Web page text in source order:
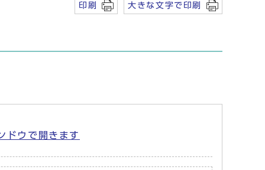
印刷 大きな文字で印刷
ウで開きます